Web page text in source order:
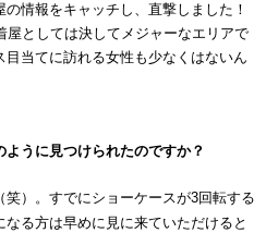
情報をキャッチし、直撃しました！
屋としては決してメジャーなエリアで
当てに訪れる女性も少なくはないん
うに見つけられたのですか？
）。すでにショーケースが3回転する
る方は早めに見に来ていただけると